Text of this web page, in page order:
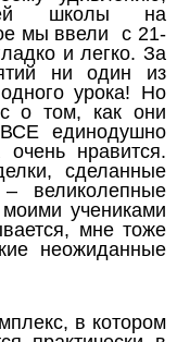
школы на
мы ввели с 21-
и легко. За
ни один из
урока! Но
о том, как они
единодушно
нравится.
сделанные
великолепные
учениками
мне тоже
неожиданные
в котором